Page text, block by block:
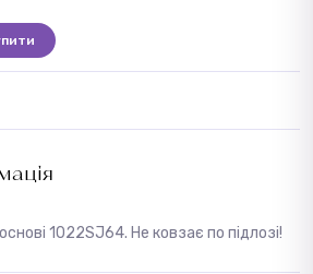
1022SJ64. Не ковзає по підлозі!